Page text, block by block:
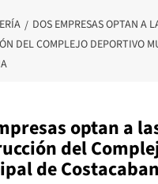
DOS EMPRESAS OPTAN A
DEL COMPLEJO DEPORTIVO
optan a
del
de